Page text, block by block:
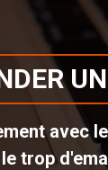
avec
trop